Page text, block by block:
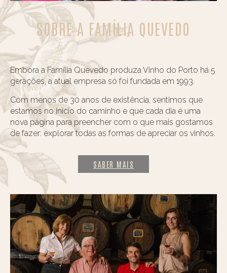
SOBRE A FAMÍLIA QUEVEDO
Embora a Família Quevedo produza Vinho do Porto há 5
gerações, a atual empresa só foi fundada em 1993.
Com menos de 30 anos de existência, sentimos que
estamos no início do caminho e que cada dia é uma
nova página para preencher com o que mais gostamos
de fazer: explorar todas as formas de apreciar os vinhos.
SABER MAIS